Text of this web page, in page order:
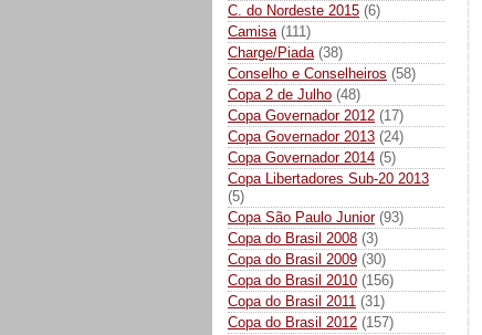
C. do Nordeste 2015 (6)
Camisa (111)
Charge/Piada (38)
Conselho e Conselheiros (58)
Copa 2 de Julho (48)
Copa Governador 2012 (17)
Copa Governador 2013 (24)
Copa Governador 2014 (5)
Copa Libertadores Sub-20 2013
(5)
Copa São Paulo Junior (93)
Copa do Brasil 2008 (3)
Copa do Brasil 2009 (30)
Copa do Brasil 2010 (156)
Copa do Brasil 2011 (31)
Copa do Brasil 2012 (157)